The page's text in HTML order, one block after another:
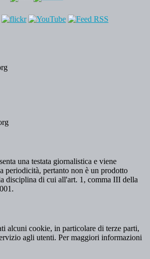
una testata giornalistica e viene
periodicità, pertanto non è un prodotto
disciplina di cui all'art. 1, comma III della
alcuni cookie, in particolare di terze parti,
agli utenti. Per maggiori informazioni